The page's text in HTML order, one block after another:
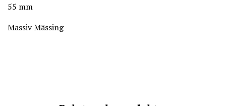
55 mm
Massiv Mässing